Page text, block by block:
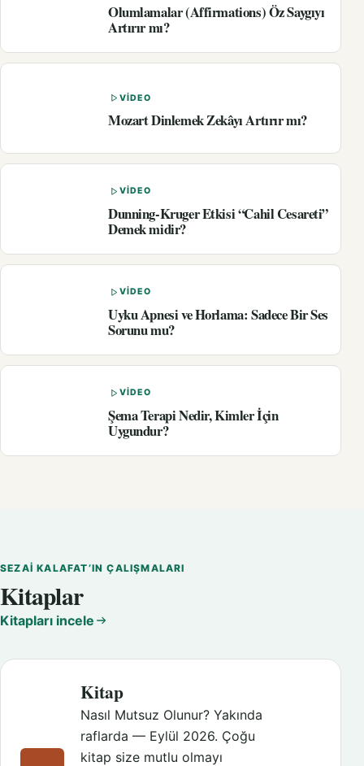
Olumlamalar (Affirmations) Öz Saygıyı
Artırır mı?
VIDEO
Mozart Dinlemek Zekâyı Artırır mı?
VIDEO
Dunning-Kruger Etkisi “Cahil Cesareti”
Demek midir?
VIDEO
Uyku Apnesi ve Horlama: Sadece Bir Ses
Sorunu mu?
VIDEO
Şema Terapi Nedir, Kimler İçin
Uygundur?
SEZAI KALAFAT’IN ÇALIŞMALARI
Kitaplar
Kitapları incele
Kitap
Nasıl Mutsuz Olunur? Yakında
raflarda — Eylül 2026. Çoğu
kitap size mutlu olmayı